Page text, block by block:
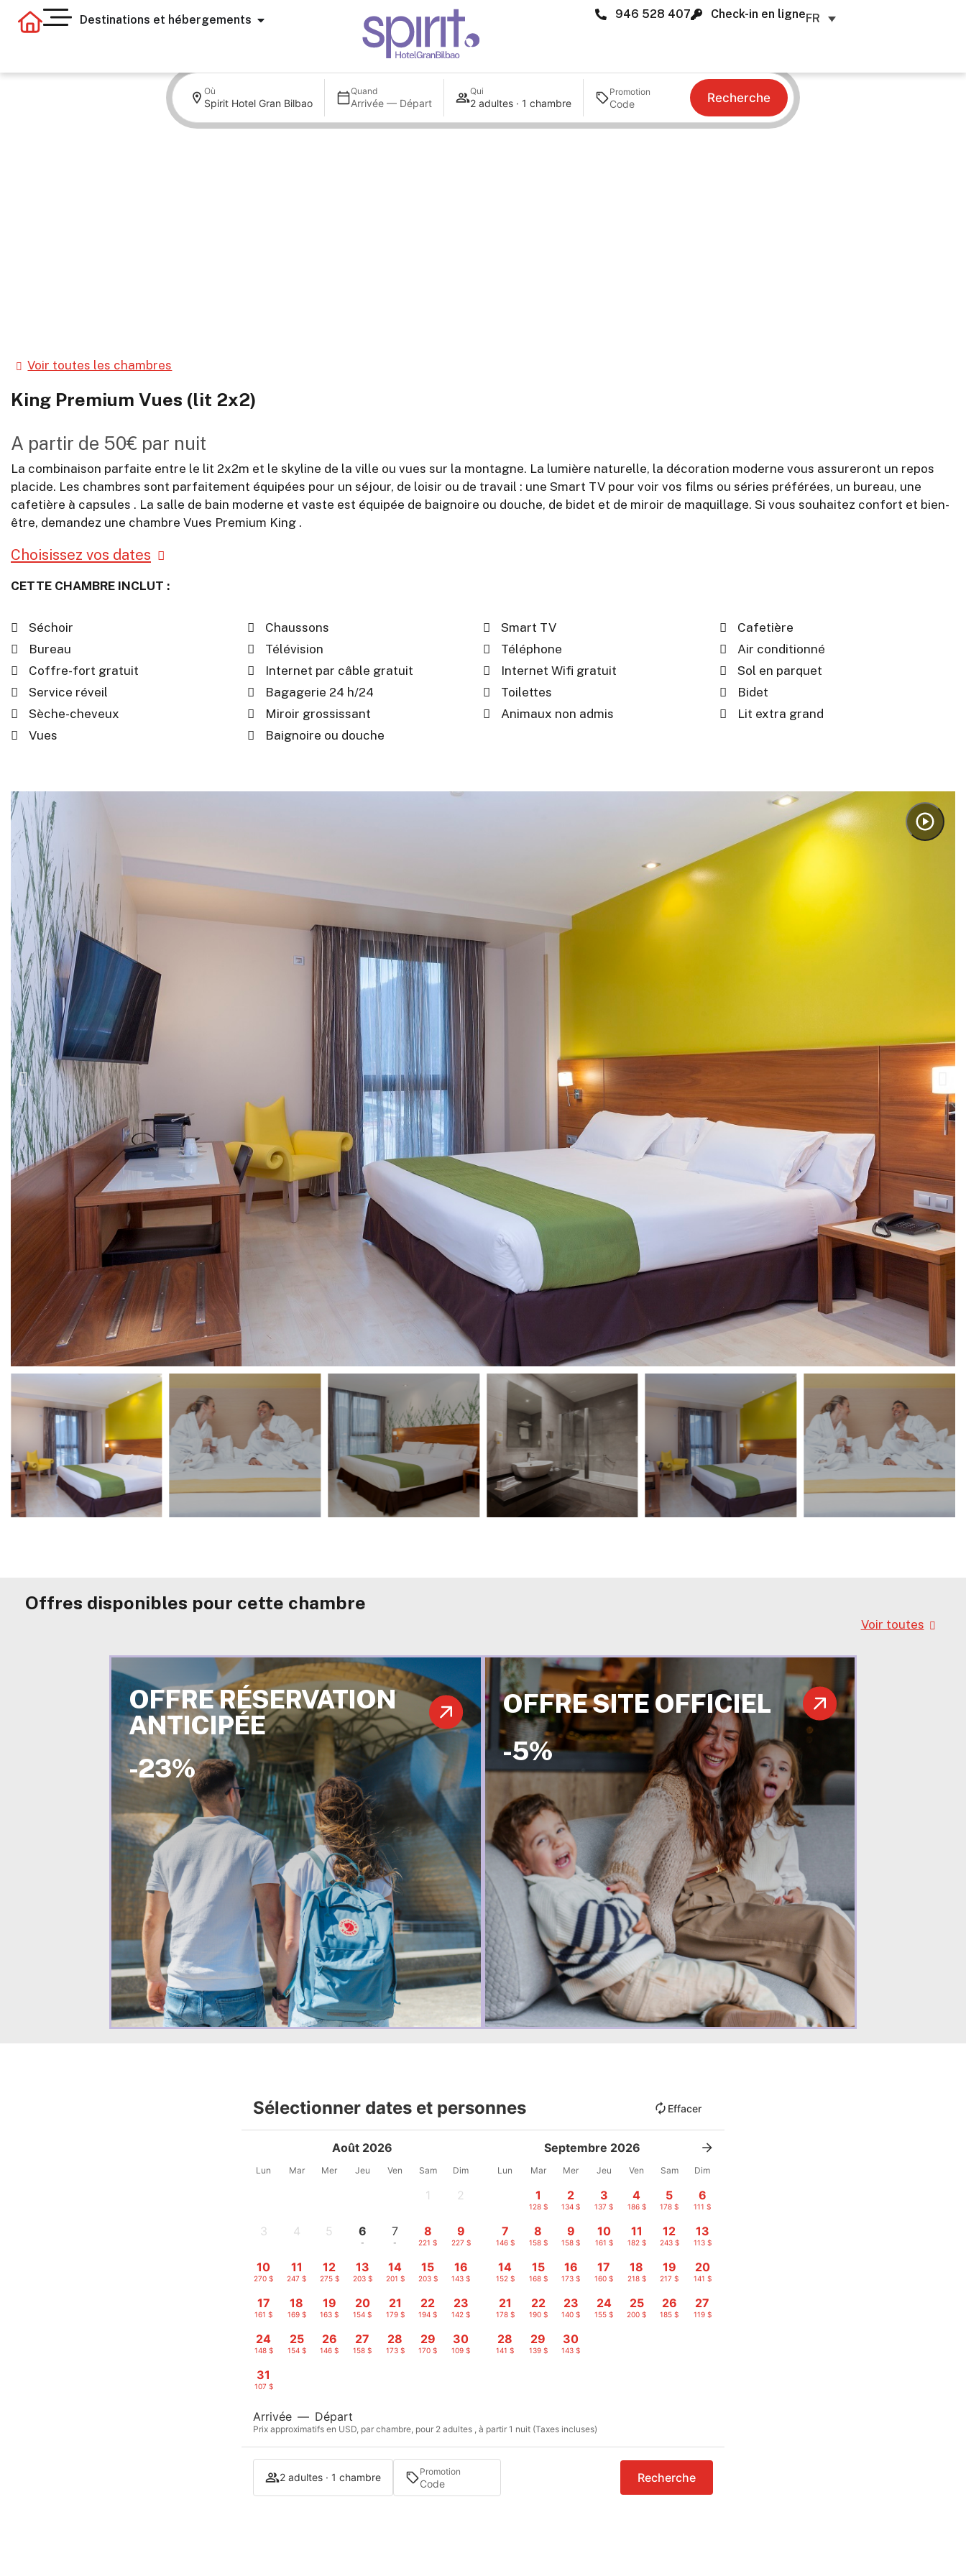
Destinations et hébergements 946 528 407 Check-in en ligneFR
Où
Spirit Hotel Gran Bilbao
Quand
Arrivée — Départ
Qui
2 adultes · 1 chambre
Promotion Recherche
Voir toutes les chambres
King Premium Vues (lit 2x2)
A partir de 50€ par nuit
La combinaison parfaite entre le lit 2x2m et le skyline de la ville ou vues sur la montagne. La lumière naturelle, la décoration moderne vous assureront un repos
placide. Les chambres sont parfaitement équipées pour un séjour, de loisir ou de travail : une Smart TV pour voir vos films ou séries préférées, un bureau, une
cafetière à capsules . La salle de bain moderne et vaste est équipée de baignoire ou douche, de bidet et de miroir de maquillage. Si vous souhaitez confort et bien-
être, demandez une chambre Vues Premium King .
Choisissez vos dates
CETTE CHAMBRE INCLUT :
Séchoir Chaussons Smart TV
Cafetière
Bureau
Télévision Téléphone
Air conditionné
Coffre-fort gratuit
Internet par câble gratuit Internet Wifi gratuit
Sol en parquet
Service réveil
Bagagerie 24 h/24 Toilettes
Bidet
Sèche-cheveux
Miroir grossissant Animaux non admis
Lit extra grand
Vues
Baignoire ou douche
Offres disponibles pour cette chambre
Voir toutes
OFFRE RÉSERVATION
ANTICIPÉE
-23%
OFFRE SITE OFFICIEL
-5%
Sélectionner dates et personnes Effacer
Août 2026
Lun Mar Mer Jeu Ven Sam Dim
1 2
3 4 5 6
-
7
-
8
221 $
9
227 $
10
270 $
11
247 $
12
275 $
13
203 $
14
201 $
15
203 $
16
143 $
17
161 $
18
169 $
19
163 $
20
154 $
21
179 $
22
194 $
23
142 $
24
148 $
25
154 $
26
146 $
27
158 $
28
173 $
29
170 $
30
109 $
31
107 $
Septembre 2026
Lun Mar Mer Jeu Ven Sam Dim
1
128 $
2
134 $
3
137 $
4
186 $
5
178 $
6
111 $
7
146 $
8
158 $
9
158 $
10
161 $
11
182 $
12
243 $
13
113 $
14
152 $
15
168 $
16
173 $
17
160 $
18
218 $
19
217 $
20
141 $
21
178 $
22
190 $
23
140 $
24
155 $
25
200 $
26
185 $
27
119 $
28
141 $
29
139 $
30
143 $
Arrivée — Départ
Prix approximatifs en USD, par chambre, pour 2 adultes , à partir 1 nuit (Taxes incluses)
2 adultes · 1 chambre Promotion Recherche